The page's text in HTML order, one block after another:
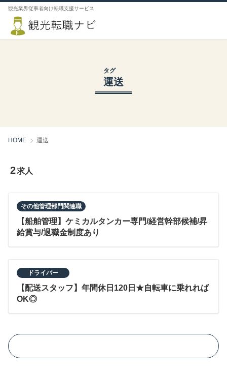
観光業界従事者向け転職支援サービス
タグ
運送
HOME 運送
2求人
その他管理部門関連職
【船舶管理】ケミカルタンカー専門/経営幹部候補/昇
給賞与/退職金制度あり
ドライバー
【配送スタッフ】年間休日120日★自転車に乗れれば
OK◎